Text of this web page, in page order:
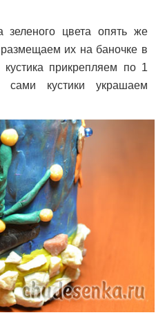
зеленого цвета опять же
их на баночке в
прикрепляем по 1
кустики украшаем